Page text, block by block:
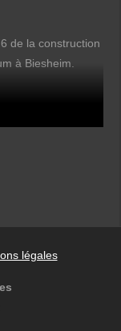
de la construction
à Biesheim.
légales